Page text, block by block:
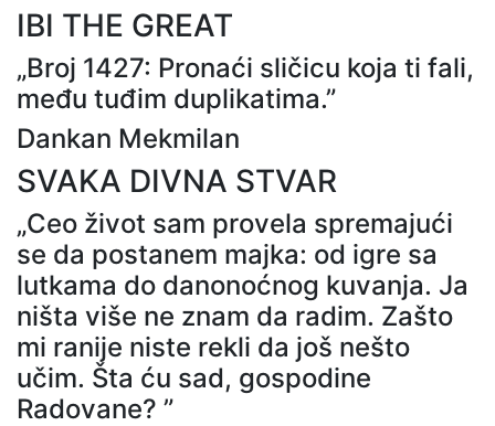
IBI THE GREAT
„Broj 1427: Pronaći sličicu koja ti fali,
među tuđim duplikatima.”
Dankan Mekmilan
SVAKA DIVNA STVAR
„Ceo život sam provela spremajući
se da postanem majka: od igre sa
lutkama do danonoćnog kuvanja. Ja
ništa više ne znam da radim. Zašto
mi ranije niste rekli da još nešto
učim. Šta ću sad, gospodine
Radovane? ”